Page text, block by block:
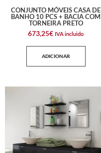
CONJUNTO MÓVEIS CASA DE
BANHO 10 PCS + BACIA COM
TORNEIRA PRETO
673,25€ IVA incluido
ADICIONAR